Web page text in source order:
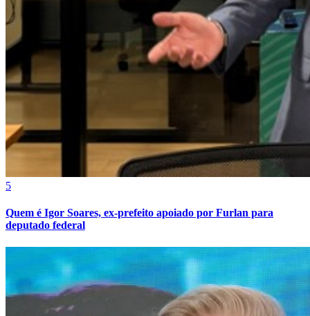
Internacional
5
Quem é Igor Soares, ex-prefeito apoiado por Furlan para
deputado federal